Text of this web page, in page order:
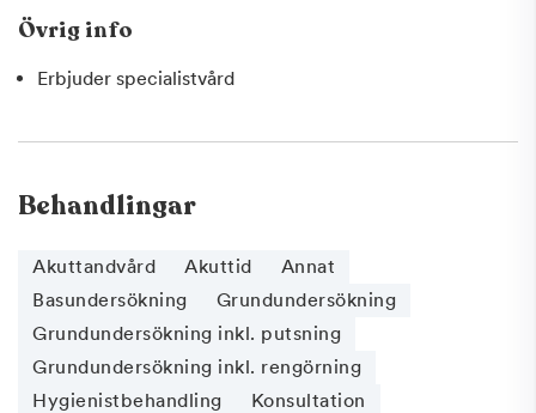
Övrig info
Erbjuder specialistvård
Behandlingar
Akuttandvård Akuttid
Annat
Basundersökning
Grundundersökning
Grundundersökning inkl. putsning
Grundundersökning inkl. rengörning
Hygienistbehandling
Konsultation